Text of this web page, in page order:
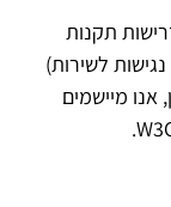
תקנות
לשירות)
אנו מיישמים